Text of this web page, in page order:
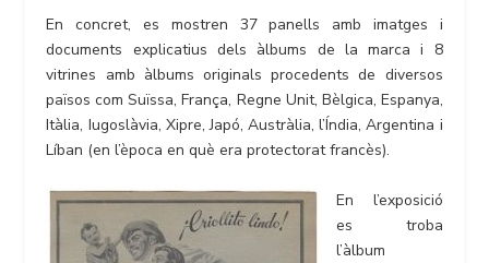
En concret, es mostren 37 panells amb imatges i
documents explicatius dels àlbums de la marca i 8
vitrines amb àlbums originals procedents de diversos
països com Suïssa, França, Regne Unit, Bèlgica, Espanya,
Itàlia, Iugoslàvia, Xipre, Japó, Austràlia, l’Índia, Argentina i
Líban (en l’època en què era protectorat francès).
En l’exposició
es troba
l’àlbum